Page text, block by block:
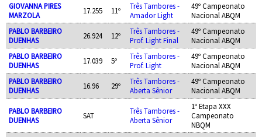
GIOVANNA PIRES
MARZOLA
17.255 11º
Três Tambores -
Amador Light
49º Campeonato
Nacional ABQM
PABLO BARBEIRO
DUENHAS
26.924 12º
Três Tambores -
Prof. Light Final
49º Campeonato
Nacional ABQM
PABLO BARBEIRO
DUENHAS
17.039 5º
Três Tambores -
Prof. Light
49º Campeonato
Nacional ABQM
PABLO BARBEIRO
DUENHAS
16.96 29º
Três Tambores -
Aberta Sênior
49º Campeonato
Nacional ABQM
PABLO BARBEIRO
DUENHAS
SAT
Três Tambores -
Aberta Sênior
1º Etapa XXX
Campeonato
NBQM